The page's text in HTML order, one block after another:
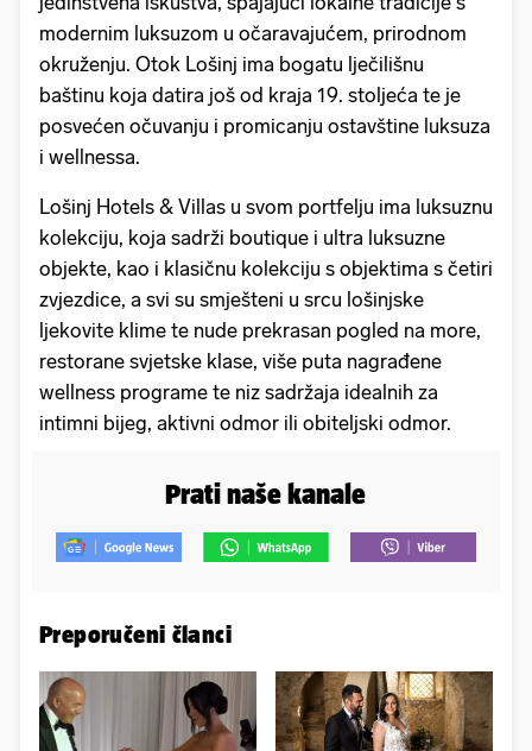
modernim luksuzom u očaravajućem, prirodnom
okruženju. Otok Lošinj ima bogatu lječilišnu
baštinu koja datira još od kraja 19. stoljeća te je
posvećen očuvanju i promicanju ostavštine luksuza
i wellnessa.
Lošinj Hotels & Villas u svom portfelju ima luksuznu
kolekciju, koja sadrži boutique i ultra luksuzne
objekte, kao i klasičnu kolekciju s objektima s četiri
zvjezdice, a svi su smješteni u srcu lošinjske
ljekovite klime te nude prekrasan pogled na more,
restorane svjetske klase, više puta nagrađene
wellness programe te niz sadržaja idealnih za
intimni bijeg, aktivni odmor ili obiteljski odmor.
Prati naše kanale
Preporučeni članci